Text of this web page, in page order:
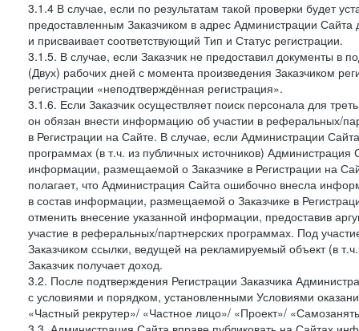
3.1.4 В случае, если по результатам такой проверки будет
предоставленным Заказчиком в адрес Администрации
и присваивает соответствующий Тип и Статус регистрации.
3.1.5. В случае, если Заказчик не предоставил документы в
(Двух) рабочих дней с момента произведения Заказчиком
регистрации «неподтверждённая регистрация».
3.1.6. Если Заказчик осуществляет поиск персонала для
он обязан внести информацию об участии в реферальных/
в Регистрации на Сайте. В случае, если Администрации
программах (в т.ч. из публичных источников)
информации, размещаемой о Заказчике в Регистрации на
полагает, что Администрация Сайта ошибочно внесла
в состав информации, размещаемой о Заказчике в
отменить внесение указанной информации, предоставив
участие в реферальных/партнерских программах. Под
Заказчиком ссылки, ведущей на рекламируемый объект (в
Заказчик получает доход.
3.2. После подтверждения Регистрации Заказчика
с условиями и порядком, установленными Условиями
«Частный рекрутер»/ «Частное лицо»/ «Проект»/